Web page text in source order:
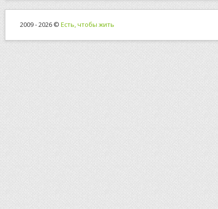
2009 - 2026 © Есть, чтобы жить